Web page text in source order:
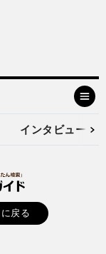
インタビュー
戻る